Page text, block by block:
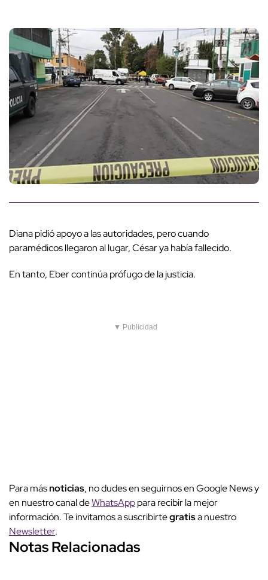
Diana pidió apoyo a las autoridades, pero cuando
paramédicos llegaron al lugar, César ya había fallecido.
En tanto, Eber continúa prófugo de la justicia.
▼ Publicidad
Para másnoticias, no dudes en seguirnos en Google News y
en nuestro canal deWhatsApppara recibir la mejor
información. Te invitamos a suscribirtegratisa nuestro
Newsletter.
Notas Relacionadas